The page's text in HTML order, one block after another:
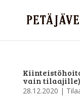
vain tilaajille)
28.12.2020 |